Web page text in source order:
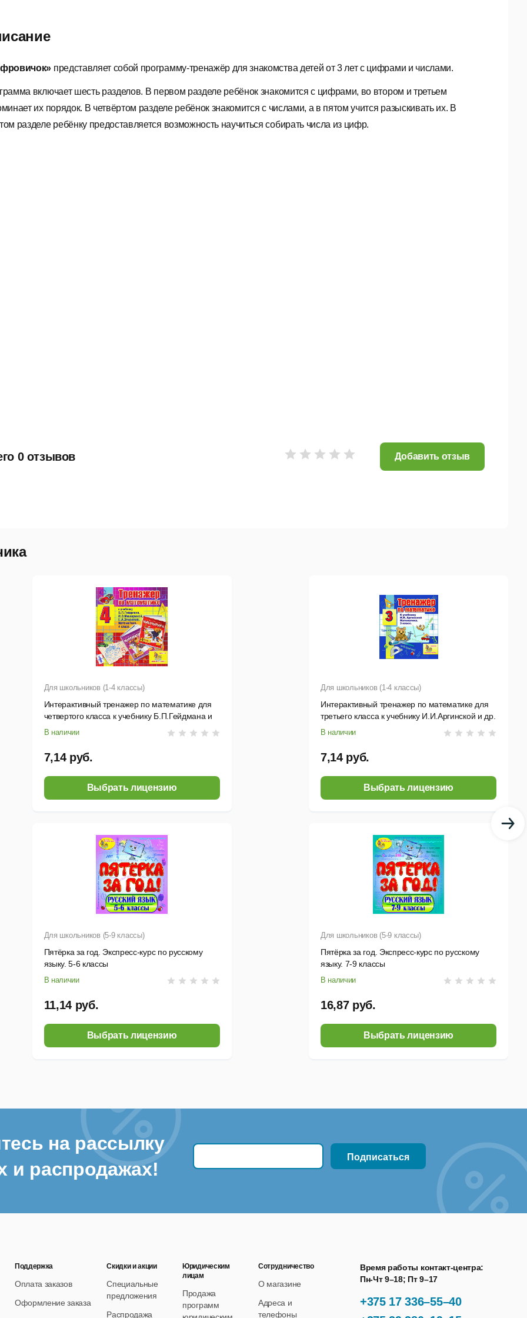
представляет собой программу-тренажёр для знакомства детей от 3 лет с цифрами и числами.
включает шесть разделов. В первом разделе ребёнок знакомится с цифрами, во втором и третьем
их порядок. В четвёртом разделе ребёнок знакомится с числами, а в пятом учится разыскивать их. В
разделе ребёнку предоставляется возможность научиться собирать числа из цифр.
0 отзывов Добавить отзыв
Для школьников (1-4 классы)
Интерактивный тренажер по математике для
четвертого класса к учебнику Б.П.Гейдмана и
др.
В наличии
7,14 руб.
Выбрать лицензию
Для школьников (1-4 классы)
Интерактивный тренажер по математике для
третьего класса к учебнику И.И.Аргинской и др.
В наличии
7,14 руб.
Выбрать лицензию
Для школьников (5-9 классы)
Пятёрка за год. Экспресс-курс по русскому
языку. 5-6 классы
В наличии
11,14 руб.
Выбрать лицензию
Для школьников (5-9 классы)
Пятёрка за год. Экспресс-курс по русскому
языку. 7-9 классы
В наличии
16,87 руб.
Выбрать лицензию
на рассылку
и распродажах!
+375 17 336–55–40
Время работы контакт-центра:
Пн-Чт 9–18; Пт 9–17
Поддержка
Оплата заказов
Оформление заказа
Скидки и акции
Специальные
предложения
Распродажа
Юридическим
лицам
Продажа
программ
Сотрудничество
О магазине
Адреса и
телефоны